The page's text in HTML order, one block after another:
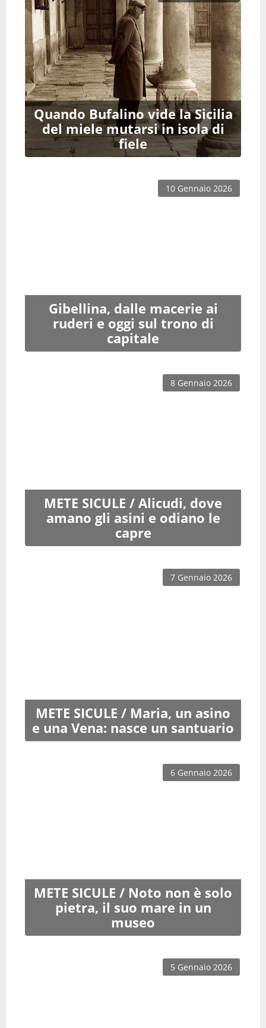
Quando Bufalino vide la Sicilia
del miele mutarsi in isola di
fiele
Gibellina, dalle macerie ai
ruderi e oggi sul trono di
capitale
10 Gennaio 2026
METE SICULE / Alicudi, dove
amano gli asini e odiano le
capre
8 Gennaio 2026
METE SICULE / Maria, un asino
e una Vena: nasce un santuario
7 Gennaio 2026
METE SICULE / Noto non è solo
pietra, il suo mare in un
museo
6 Gennaio 2026
5 Gennaio 2026